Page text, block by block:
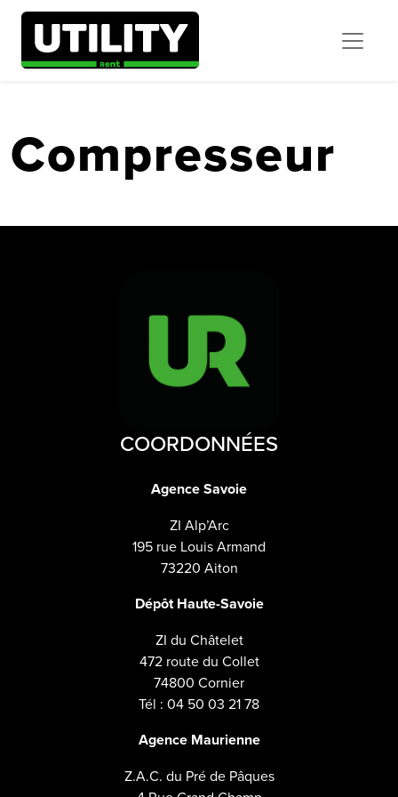
Compresseur
COORDONNÉES
Agence Savoie
ZI Alp’Arc
195 rue Louis Armand
73220 Aiton
Dépôt Haute-Savoie
ZI du Châtelet
472 route du Collet
74800 Cornier
Tél : 04 50 03 21 78
Agence Maurienne
Z.A.C. du Pré de Pâques